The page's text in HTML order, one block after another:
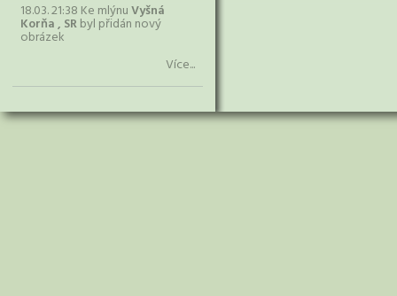
18.03. 21:38 Ke mlýnuVyšná
Korňa , SRbyl přidán nový
obrázek
Více...